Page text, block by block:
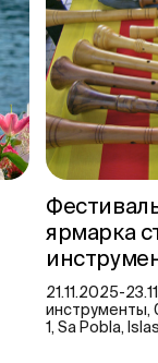
ярмарка
21.11.2025-
инструменты,
1, Sa Pobla,